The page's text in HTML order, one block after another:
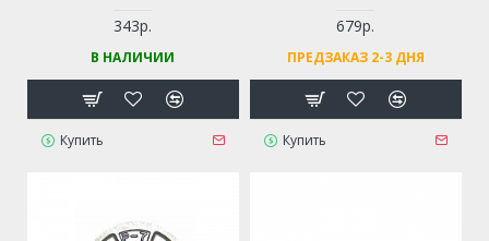
343р.
В НАЛИЧИИ
Купить
679р.
ПРЕДЗАКАЗ 2-3 ДНЯ
Купить